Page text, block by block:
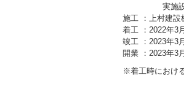
実施設計：
施工 ：上村建設
着工 ：2022年3
竣工 ：2023年3
開業 ：2023年3
※着工時におけ